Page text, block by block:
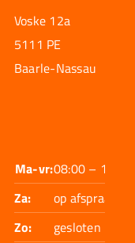
Voske 12a
5111 PE
Baarle-Nassau
Ma-vr:08:00 – 17:30
Za:
op afspraak
Zo:
gesloten